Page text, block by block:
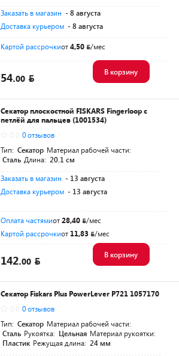
Заказать в магазин - 8 августа
Доставка курьером - 8 августа
Картой рассрочкиот4,50 /мес
54.00
В корзину
Секатор плоскостной FISKARS Fingerloop с
петлёй для пальцев (1001534)
0 отзывов
Тип: Секатор Материал рабочей части:
Сталь Длина: 20.1 см
Заказать в магазин - 13 августа
Доставка курьером - 13 августа
Оплата частямиот28,40
/мес
Картой рассрочкиот 11,83 /мес
142.00
В корзину
Секатор Fiskars Plus PowerLever P721 1057170
0 отзывов
Тип: Секатор Материал рабочей части:
Сталь Рукоятка: Цельная Материал рукоятки:
Пластик Режущая длина: 24 мм